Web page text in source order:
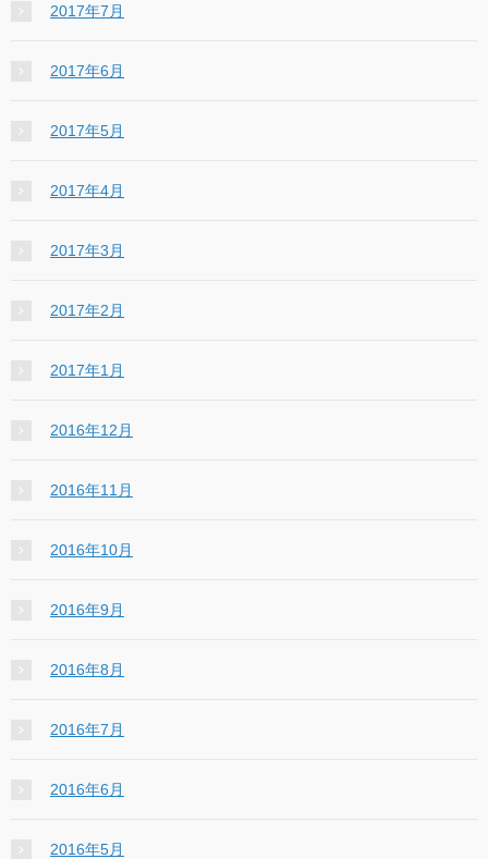
2017年7月
2017年6月
2017年5月
2017年4月
2017年3月
2017年2月
2017年1月
2016年12月
2016年11月
2016年10月
2016年9月
2016年8月
2016年7月
2016年6月
2016年5月